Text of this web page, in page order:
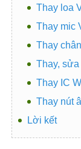
Thay loa
Thay mic
Thay
Thay,
Thay IC
Thay nút
Lời kết